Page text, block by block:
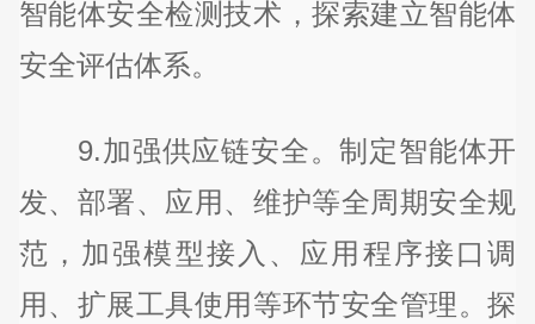
智能体安全检测技术，探索建立智能体
安全评估体系。
9.加强供应链安全。制定智能体开
发、部署、应用、维护等全周期安全规
范，加强模型接入、应用程序接口调
用、扩展工具使用等环节安全管理。探